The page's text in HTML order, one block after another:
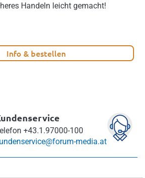
Handeln leicht gemacht!
Info & bestellen
+43.1.97000-100
media.at